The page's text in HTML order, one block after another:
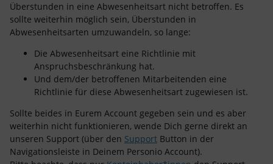
Überstunden in eine Abwesenheitsart nicht betroffen. Es
sollte weiterhin möglich sein, Überstunden in
Abwesenheitsarten umzuwandeln, so lange:
Die Abwesenheitsart eine Richtlinie mit
Anspruchsbeschränkung hat.
Und dem/der betroffenen Mitarbeitenden eine
Richtlinie für diese Abwesenheitsart zugewiesen ist.
Sollte beides in Eurem Account gegeben sein und es aber
weiterhin nicht funktionieren, wende Dich gerne direkt an
unseren Support (über den Support Button in der
Navigationsleiste in Deinem Personio Account).